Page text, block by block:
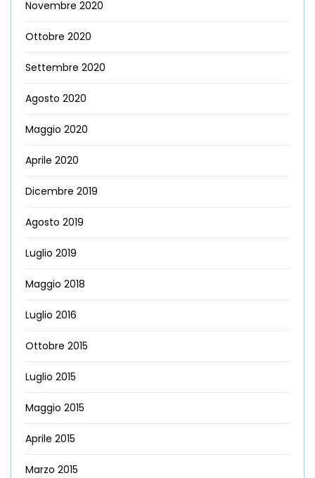
Novembre 2020
Ottobre 2020
Settembre 2020
Agosto 2020
Maggio 2020
Aprile 2020
Dicembre 2019
Agosto 2019
Luglio 2019
Maggio 2018
Luglio 2016
Ottobre 2015
Luglio 2015
Maggio 2015
Aprile 2015
Marzo 2015